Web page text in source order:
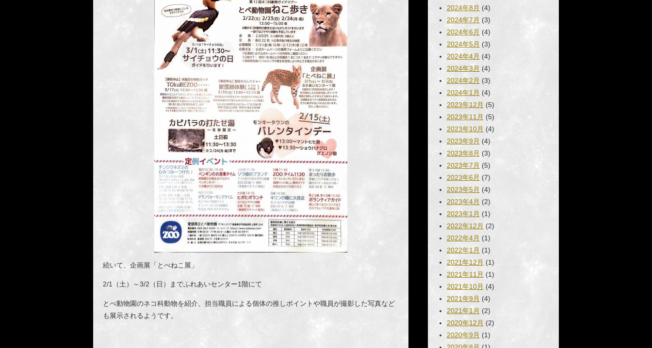
2024年8月 (4)
2024年7月 (3)
2024年6月 (4)
2024年5月 (3)
2024年4月 (4)
2024年3月 (4)
2024年2月 (3)
2024年1月 (4)
2023年12月 (5)
2023年11月 (5)
2023年10月 (4)
2023年9月 (4)
2023年8月 (3)
2023年7月 (5)
2023年6月 (7)
2023年5月 (4)
2023年4月 (2)
2023年1月 (1)
2022年12月 (2)
2022年4月 (1)
2022年1月 (1)
2021年12月 (1)
2021年11月 (1)
2021年10月 (4)
2021年9月 (4)
2021年1月 (2)
2020年12月 (2)
2020年9月 (1)
続いて、企画展「とべねこ展」
2/1（土）～3/2（日）までふれあいセンター1階にて
とべ動物園のネコ科動物を紹介。担当職員による個体の推しポイントや職員が撮影した写真など
も展示されるようです。